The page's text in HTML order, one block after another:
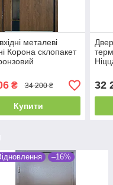
металеві
Корона склопакет
₴ 34 200 ₴
Купити
860/
32
–16%